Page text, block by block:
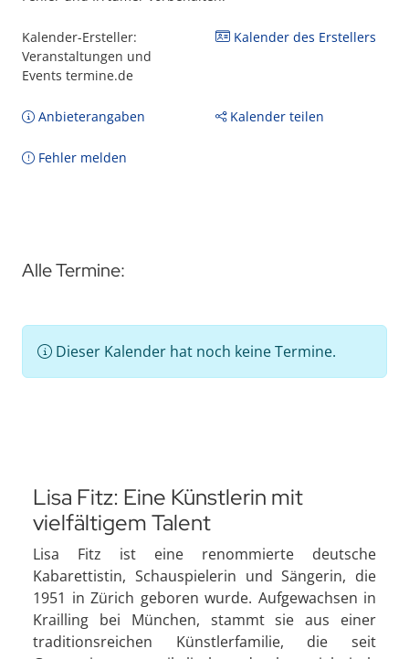
Kalender-Ersteller:
Veranstaltungen und
Events termine.de
Kalender des Erstellers
Anbieterangaben Kalender teilen
Fehler melden
Alle Termine:
Dieser Kalender hat noch keine Termine.
Lisa Fitz: Eine Künstlerin mit
vielfältigem Talent
Lisa Fitz ist eine renommierte deutsche
Kabarettistin, Schauspielerin und Sängerin, die
1951 in Zürich geboren wurde. Aufgewachsen in
Krailling bei München, stammt sie aus einer
traditionsreichen Künstlerfamilie, die seit